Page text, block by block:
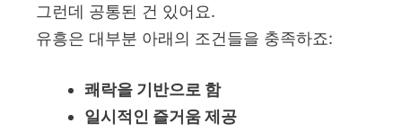
그런데 공통된 건 있어요.
유흥은 대부분 아래의 조건들을 충족하죠:
쾌락을 기반으로 함
일시적인 즐거움 제공